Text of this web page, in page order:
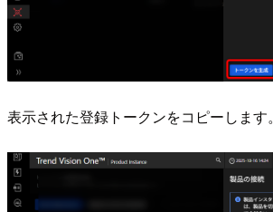
表示された登録トークンをコピーします。